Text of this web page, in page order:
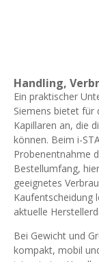
Handling,
Ein praktischer
Siemens bietet für
Kapillaren an, die
können. Beim i-
Probenentnahme
Bestellumfang,
geeignetes
Kaufentscheidung
aktuelle
Bei Gewicht und
kompakt, mobil